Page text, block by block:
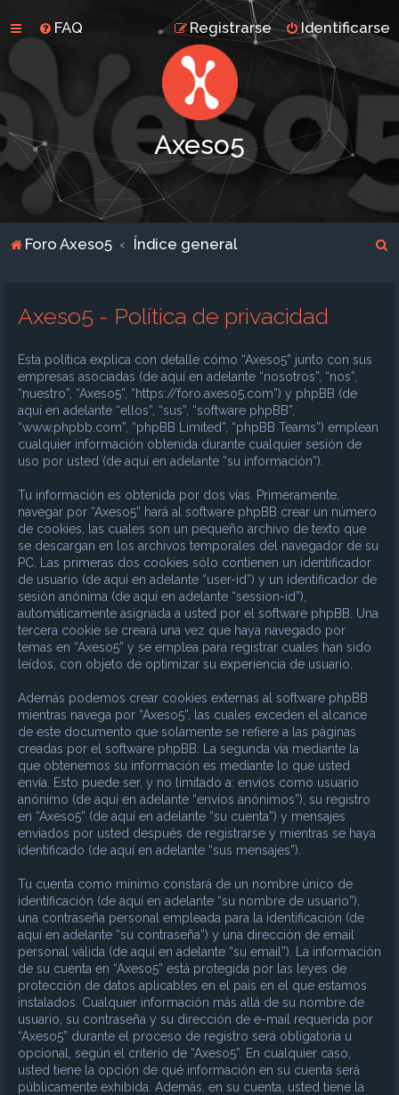
FAQ Identificarse
Registrarse
Axeso5
Foro Axeso5 Índice general
Axeso5 - Política de privacidad
Esta política explica con detalle cómo “Axeso5” junto con sus
empresas asociadas (de aquí en adelante “nosotros”, “nos”,
“nuestro”, “Axeso5”, “https://foro.axeso5.com”) y phpBB (de
aquí en adelante “ellos”, “sus”, “software phpBB”,
“www.phpbb.com”, “phpBB Limited”, “phpBB Teams”) emplean
cualquier información obtenida durante cualquier sesión de
uso por usted (de aquí en adelante “su información”).
Tu información es obtenida por dos vías. Primeramente,
navegar por “Axeso5” hará al software phpBB crear un número
de cookies, las cuales son un pequeño archivo de texto que
se descargan en los archivos temporales del navegador de su
PC. Las primeras dos cookies sólo contienen un identificador
de usuario (de aquí en adelante “user-id”) y un identificador de
sesión anónima (de aquí en adelante “session-id”),
automáticamente asignada a usted por el software phpBB. Una
tercera cookie se creará una vez que haya navegado por
temas en “Axeso5” y se emplea para registrar cuales han sido
leídos, con objeto de optimizar su experiencia de usuario.
Además podemos crear cookies externas al software phpBB
mientras navega por “Axeso5”, las cuales exceden el alcance
de este documento que solamente se refiere a las páginas
creadas por el software phpBB. La segunda vía mediante la
que obtenemos su información es mediante lo que usted
envía. Esto puede ser, y no limitado a: envíos como usuario
anónimo (de aquí en adelante “envíos anónimos”), su registro
en “Axeso5” (de aquí en adelante “su cuenta”) y mensajes
enviados por usted después de registrarse y mientras se haya
identificado (de aquí en adelante “sus mensajes”).
Tu cuenta como mínimo constará de un nombre único de
identificación (de aquí en adelante “su nombre de usuario”),
una contraseña personal empleada para la identificación (de
aquí en adelante “su contraseña”) y una dirección de email
personal válida (de aquí en adelante “su email”). La información
de su cuenta en “Axeso5” está protegida por las leyes de
protección de datos aplicables en el país en el que estamos
instalados. Cualquier información más allá de su nombre de
usuario, su contraseña y su dirección de e-mail requerida por
“Axeso5” durante el proceso de registro será obligatoria u
opcional, según el criterio de “Axeso5”. En cualquier caso,
usted tiene la opción de qué información en su cuenta será
públicamente exhibida. Además, en su cuenta, usted tiene la